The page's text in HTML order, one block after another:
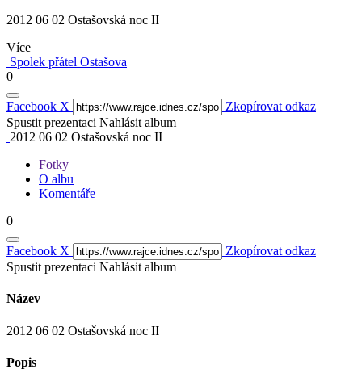
2012 06 02 Ostašovská noc II
Více
Spolek přátel Ostašova
0
Facebook X
Zkopírovat odkaz
Spustit prezentaci Nahlásit album
2012 06 02 Ostašovská noc II
Fotky
O albu
Komentáře
0
Facebook X
Zkopírovat odkaz
Spustit prezentaci Nahlásit album
Název
2012 06 02 Ostašovská noc II
Popis